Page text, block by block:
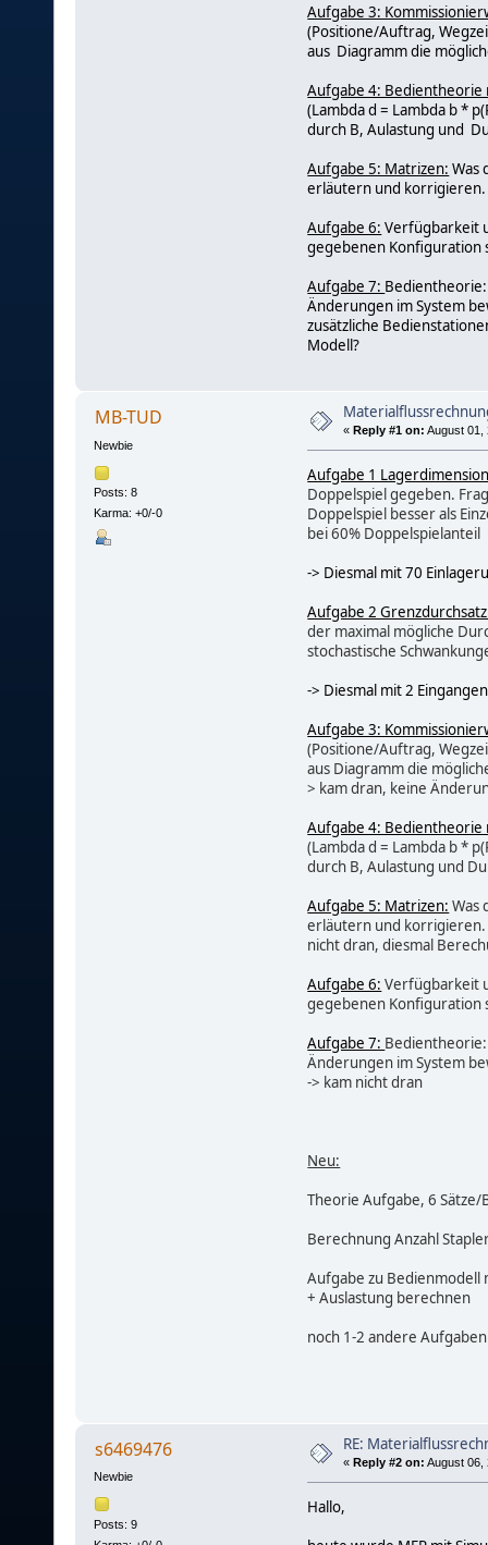
Aufgabe 3:
(Positione/Auftrag,
aus Diagramm die
Aufgabe 4: Bedientheorie
(Lambda d = Lambda b *
durch B, Aulastung und
Aufgabe 5: Matrizen: Was
erläutern und korrigieren.
Aufgabe 6: Verfügbarkeit
gegebenen Konfiguration
Aufgabe 7:
Änderungen im System
zusätzliche
Modell?
MB-TUD
Newbie
Posts: 8
Karma: +0/-0
« Reply #1 on: August 01,
Aufgabe 1
Doppelspiel gegeben.
Doppelspiel besser als
bei 60% Doppelspielanteil
-> Diesmal mit 70
Aufgabe 2
der maximal mögliche
stochastische
-> Diesmal mit 2
Aufgabe 3:
(Positione/Auftrag,
aus Diagramm die
> kam dran, keine
Aufgabe 4: Bedientheorie
(Lambda d = Lambda b *
durch B, Aulastung und
Aufgabe 5: Matrizen: Was
erläutern und korrigieren.
nicht dran, diesmal
Aufgabe 6: Verfügbarkeit
gegebenen Konfiguration
Aufgabe 7:
Änderungen im System
-> kam nicht dran
Neu:
Theorie Aufgabe, 6
Berechnung Anzahl
Aufgabe zu
+ Auslastung berechnen
noch 1-2 andere
s6469476
Newbie
Posts: 9
RE:
« Reply #2 on: August 06,
Hallo,